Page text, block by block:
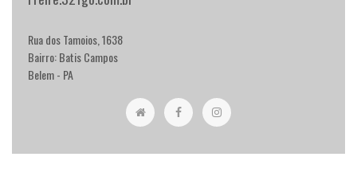
Rua dos Tamoios, 1638
Bairro: Batis Campos
Belem - PA